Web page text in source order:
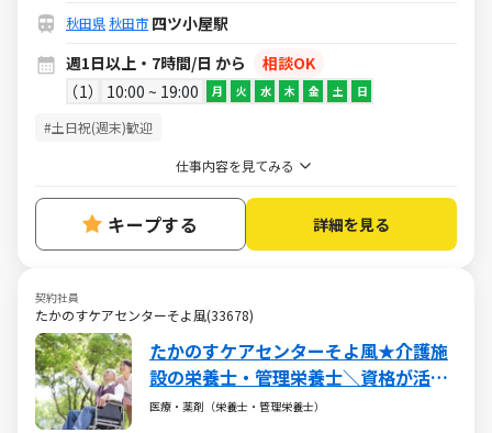
秋田県秋田市 四ツ小屋駅
週1日以上・7時間/日 から
相談OK
1
10:00 ~ 19:00 月 火 水 木 金 土 日
#土日祝(週末)歓迎
仕事内容を見てみる
キープする 詳細を見る
契約社員
たかのすケアセンターそよ風(33678)
たかのすケアセンターそよ風★介護施
設の栄養士・管理栄養士＼資格が活か
せる♪／ブランクＯＫ・社保完備・各
医療・薬剤（栄養士・管理栄養士）